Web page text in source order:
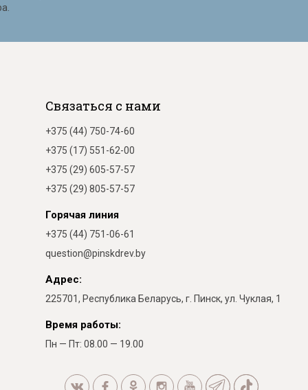
Связаться с нами
+375 (44) 750-74-60
+375 (17) 551-62-00
+375 (29) 605-57-57
+375 (29) 805-57-57
Горячая линия
+375 (44) 751-06-61
question@pinskdrev.by
Адрес:
225701, Республика Беларусь, г. Пинск, ул. Чуклая, 1
Время работы:
Пн — Пт: 08.00 — 19.00